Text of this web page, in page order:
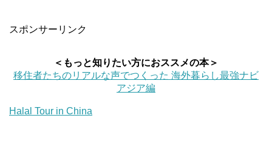
スポンサーリンク
＜もっと知りたい方におススメの本＞
移住者たちのリアルな声でつくった 海外暮らし最強ナビ
アジア編
Halal Tour in China